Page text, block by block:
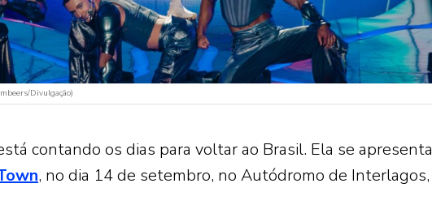
Divulgação)
contando os dias para voltar ao Brasil. Ela se
, no dia 14 de setembro, no Autódromo de